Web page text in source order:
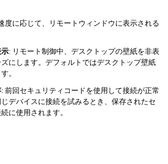
度に応じて、リモートウィンドウに表示される
: リモート制御中、デスクトップの壁紙を非表
にします。デフォルトではデスクトップ壁紙
。
: 前回セキュリティコードを使用して接続が正常
デバイスに接続を試みるとき、保存されたセ
に使用されます。